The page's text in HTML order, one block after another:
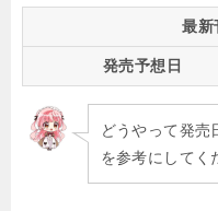
最新
発売予想日
どうやって発売
を参考にしてく